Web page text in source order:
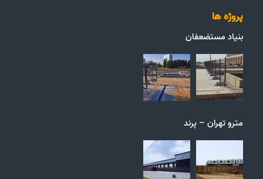
پروژه ها
بنیاد مستضعفان
مترو تهران – پرند